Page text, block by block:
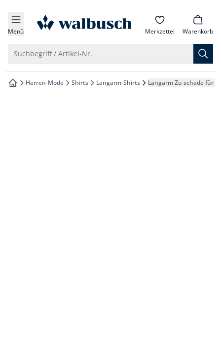
springen
springen
springen
springen
Menü zur Startseite Merkzettel Warenkorb
Suchbegriff / Artikel-Nr.
zur Startseite
Herren-Mode Shirts Langarm-Shirts Langarm Zu schade für